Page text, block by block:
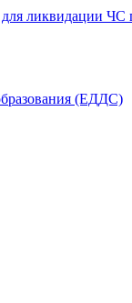
ликвидации ЧС
(ЕДДС)